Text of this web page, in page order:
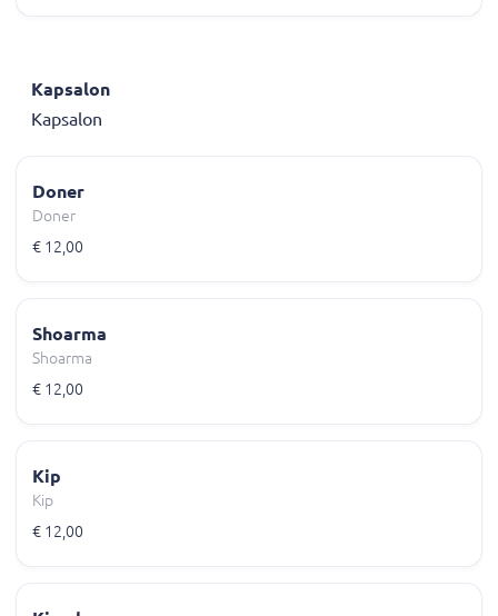
Kapsalon
Kapsalon
Doner
Doner
€ 12,00
Shoarma
Shoarma
€ 12,00
Kip
Kip
€ 12,00